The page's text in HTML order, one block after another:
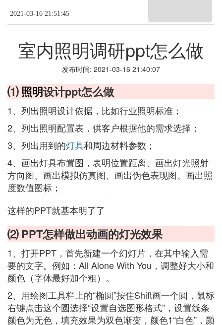
2021-03-16 21:51:45
室内照明调研ppt怎么做
发布时间: 2021-03-16 21:40:07
⑴ 照明设计ppt怎么做
1、列出照明设计依据，比如行业照明标准；
2、列出照明配置表，供客户根据他的需求选择；
3、列出用到的灯具和周边材料参数；
4、画出灯具布置图，表明位置距离、画出灯光照射
方向图、画出模拟仿真图、画出伪色表现图、画出照
度数值图标；
这样的PPT就基本明了了
⑵ PPT怎样做出动画的灯光效果
1、打开PPT，首先新建一个幻灯片，在其中输入需
要的文字。例如：All Alone With You，调整好大小和
颜色（字体最好加个粗）。
2、用绘图工具栏上的“椭圆”按住Shift画一个圆，鼠标
右键点击这个圆选择“设置自选图形格式”，设置线条
颜色为无色，填充效果为双色渐变，颜色1“白色”，颜